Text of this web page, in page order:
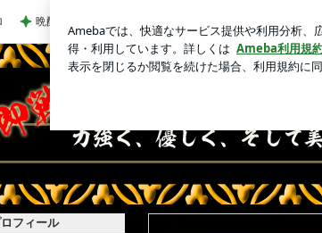
晩酌が進む長芋の簡単おつまみ
フィール